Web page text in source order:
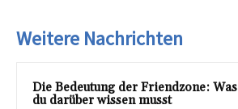
Weitere Nachrichten
Die Bedeutung der Friendzone: Was
du darüber wissen musst